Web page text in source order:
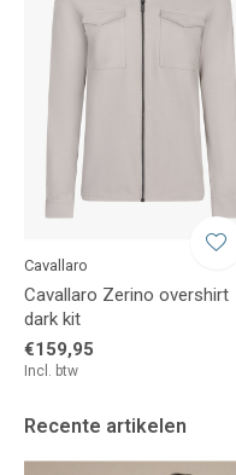
Cavallaro
Cavallaro Zerino overshirt
dark kit
€159,95
Incl. btw
Recente artikelen